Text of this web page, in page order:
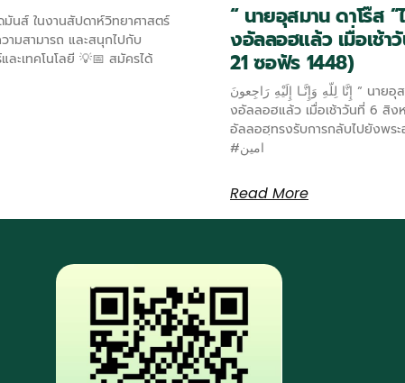
นส์ ในงานสัปดาห์วิทยาศาสตร์
วามสามารถ และสนุกไปกับ
ะเทคโนโลยี 💡📅 สมัครได้
“ นายอุสมาน ดาโร๊ส
งอัลลอฮแล้ว เมื่อเช้
21 ซอฟัร 1448)
إِنَّا لِلّهِ وَإِنَّـا إِلَيْهِ رَاجِعونَ “ นายอุสมาน ดาโร๊ส ”ได้กลับสู่ความเมตตาขอ
งอัลลอฮแล้ว เมื่อเช้าวันที่ 6 สิ
อัลลอฮฺทรงรับการกลับไปยังพระ
#امين
Read More